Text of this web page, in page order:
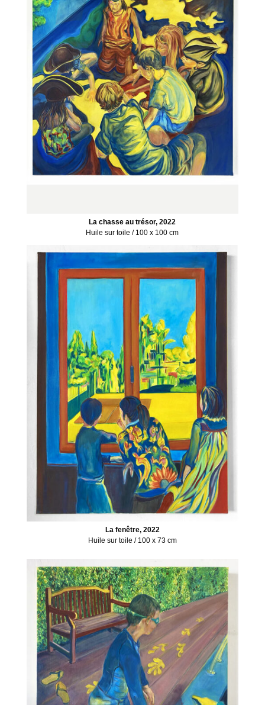
La chasse au trésor, 2022
Huile sur toile / 100 x 100 cm
La fenêtre, 2022
Huile sur toile / 100 x 73 cm